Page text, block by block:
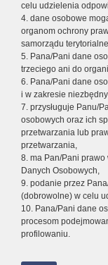
celu udzielenia
4. dane osobowe
organom ochrony
samorządu
5. Pana/Pani dane
trzeciego ani do
6. Pana/Pani dane
i w zakresie
7. przysługuje Panu/
osobowych oraz ich
przetwarzania lub
przetwarzania,
8. ma Pan/Pani
Danych Osobowych,
9. podanie przez
(dobrowolne) w celu
10. Pana/Pani dane
procesom
profilowaniu.